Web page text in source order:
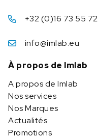
+32 (0)16 73 55 72
info@imlab.eu
À propos de Imlab
A propos de Imlab
Nos services
Nos Marques
Actualités
Promotions